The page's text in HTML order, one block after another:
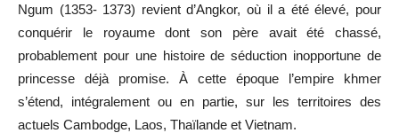
Ngum (1353- 1373) revient d’Angkor, où il a été élevé, pour
conquérir le royaume dont son père avait été chassé,
probablement pour une histoire de séduction inopportune de
princesse déjà promise. À cette époque l’empire khmer
s’étend, intégralement ou en partie, sur les territoires des
actuels Cambodge, Laos, Thaïlande et Vietnam.